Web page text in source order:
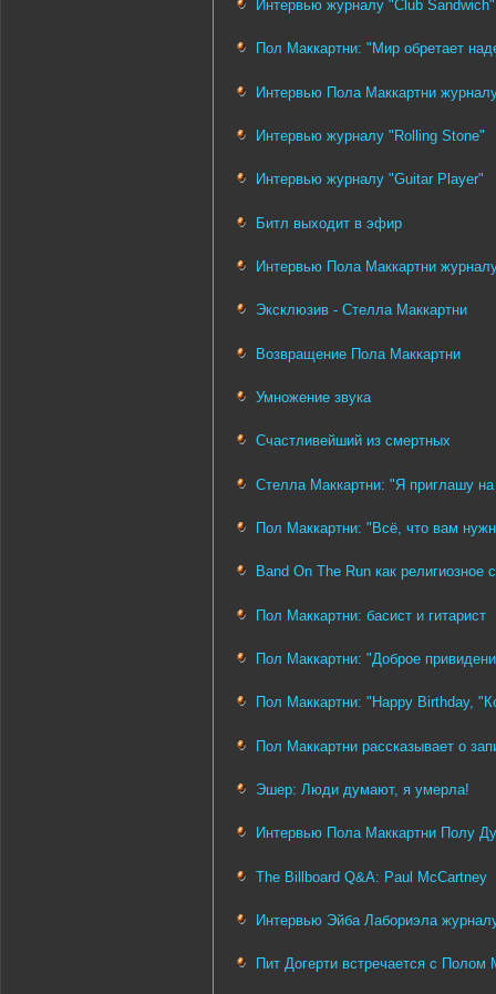
Интервью журналу "Club Sandwich"
Пол Маккартни: "Мир обретает
Интервью Пола Маккартни
Интервью журналу "Rolling Stone"
Интервью журналу "Guitar Player"
Битл выходит в эфир
Интервью Пола Маккартни
Эксклюзив - Стелла Маккартни
Возвращение Пола Маккартни
Умножение звука
Счастливейший из смертных
Стелла Маккартни: "Я приглашу
Пол Маккартни: "Всё, что вам
Band On The Run как религиозное
Пол Маккартни: басист и гитарист
Пол Маккартни: "Доброе
Пол Маккартни: "Happy Birthday,
Пол Маккартни рассказывает о
Эшер: Люди думают, я умерла!
Интервью Пола Маккартни Полу
The Billboard Q&A: Paul McCartney
Интервью Эйба Лабориэла
Пит Догерти встречается с Полом